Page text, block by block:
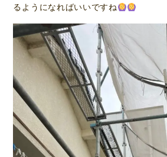
るようになればいいですね